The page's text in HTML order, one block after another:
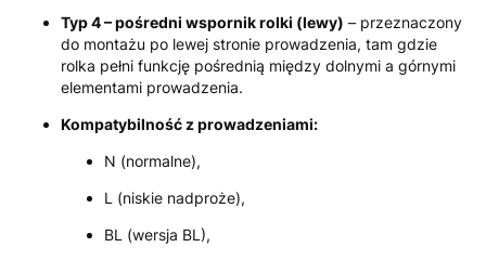
Typ 4 – pośredni wspornik rolki (lewy) – przeznaczony
do montażu po lewej stronie prowadzenia, tam gdzie
rolka pełni funkcję pośrednią między dolnymi a górnymi
elementami prowadzenia.
Kompatybilność z prowadzeniami:
N (normalne),
L (niskie nadproże),
BL (wersja BL),